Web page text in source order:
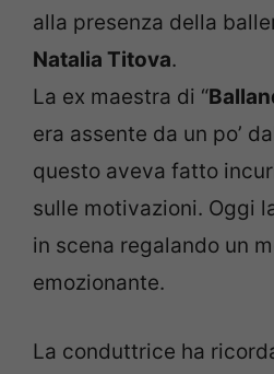
alla presenza della
Natalia Titova.
La ex maestra di “
era assente da un po’
questo aveva fatto
sulle motivazioni. Oggi
in scena regalando un
emozionante.
La conduttrice ha